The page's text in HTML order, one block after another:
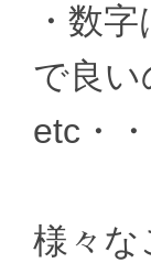
・数
で良
etc・・
様々な